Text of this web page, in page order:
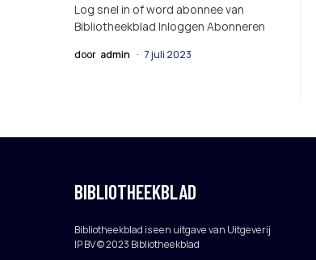
Log snel in of word abonnee van
Bibliotheekblad Inloggen Abonneren
door admin 7 juli 2023
BIBLIOTHEEKBLAD
Bibliotheekblad is een uitgave van Uitgeverij
IP BV © 2023 Bibliotheekblad